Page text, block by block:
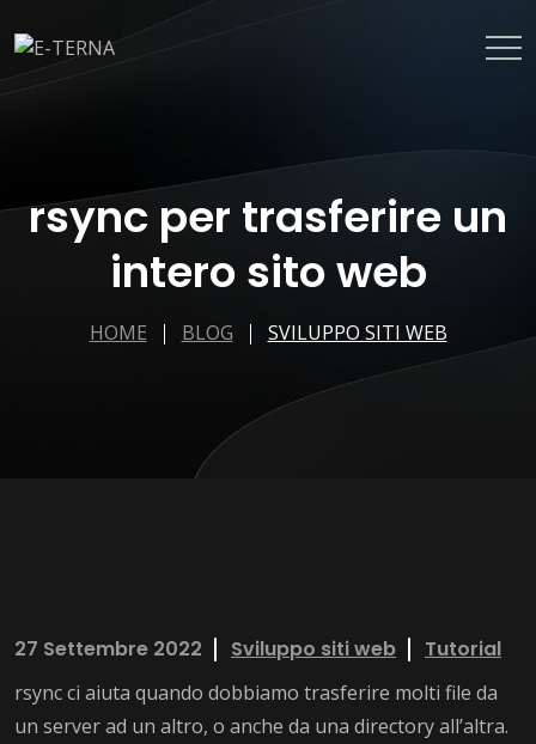
rsync per trasferire un
intero sito web
HOME BLOG SVILUPPO SITI WEB
27 Settembre 2022 Sviluppo siti web Tutorial
rsync ci aiuta quando dobbiamo trasferire molti file da
un server ad un altro, o anche da una directory all’altra.